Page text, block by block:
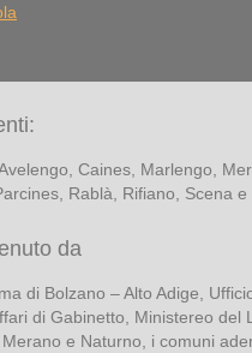
Caines, Marlengo,
Rablà, Rifiano, Scena e
da
di Bolzano – Alto Adige,
di Gabinetto, Ministereo del
e Naturno, i comuni